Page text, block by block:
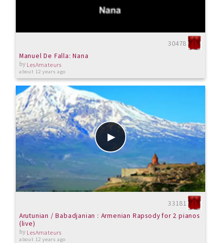
30478
Manuel De Falla: Nana
by LesAmateurs
about 12 years ago
33181
Arutunian / Babadjanian : Armenian Rapsody for 2 pianos
(live)
by LesAmateurs
about 12 years ago